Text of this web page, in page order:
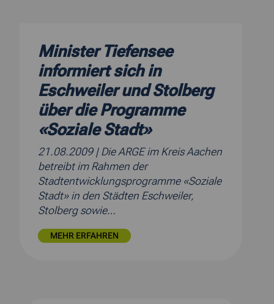
Minister Tiefensee
informiert sich in
Eschweiler und Stolberg
über die Programme
«Soziale Stadt»
21.08.2009 | Die ARGE im Kreis Aachen
betreibt im Rahmen der
Stadtentwicklungsprogramme «Soziale
Stadt» in den Städten Eschweiler,
Stolberg sowie…
MEHR ERFAHREN